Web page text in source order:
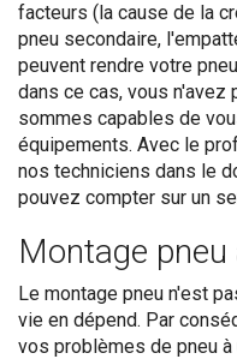
facteurs (la cause de la
pneu secondaire,
peuvent rendre votre
dans ce cas, vous n'avez
sommes capables de
équipements. Avec le
nos techniciens dans le
pouvez compter sur un
Montage
Le montage pneu n'est
vie en dépend. Par
vos problèmes de pneu